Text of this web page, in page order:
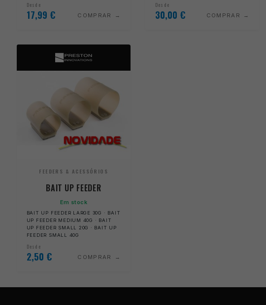
Desde
17,99 € COMPRAR
Desde
30,00 € COMPRAR
FEEDERS & ACESSÓRIOS
BAIT UP FEEDER
Em stock
BAIT UP FEEDER LARGE 30G · BAIT
UP FEEDER MEDIUM 40G · BAIT
UP FEEDER SMALL 20G · BAIT UP
FEEDER SMALL 40G
Desde
2,50 € COMPRAR